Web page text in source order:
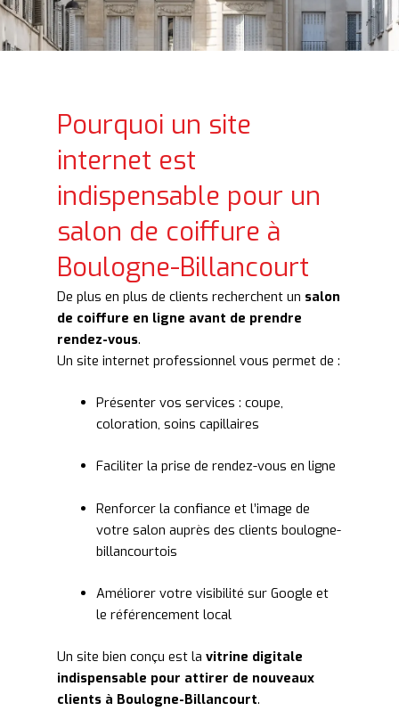
Pourquoi un site
internet est
indispensable pour un
salon de coiffure à
Boulogne-Billancourt
De plus en plus de clients recherchent un salon
de coiffure en ligne avant de prendre
rendez-vous.
Un site internet professionnel vous permet de :
Présenter vos services : coupe,
coloration, soins capillaires
Faciliter la prise de rendez-vous en ligne
Renforcer la confiance et l’image de
votre salon auprès des clients boulogne-
billancourtois
Améliorer votre visibilité sur Google et
le référencement local
Un site bien conçu est la vitrine digitale
indispensable pour attirer de nouveaux
clients à Boulogne-Billancourt.